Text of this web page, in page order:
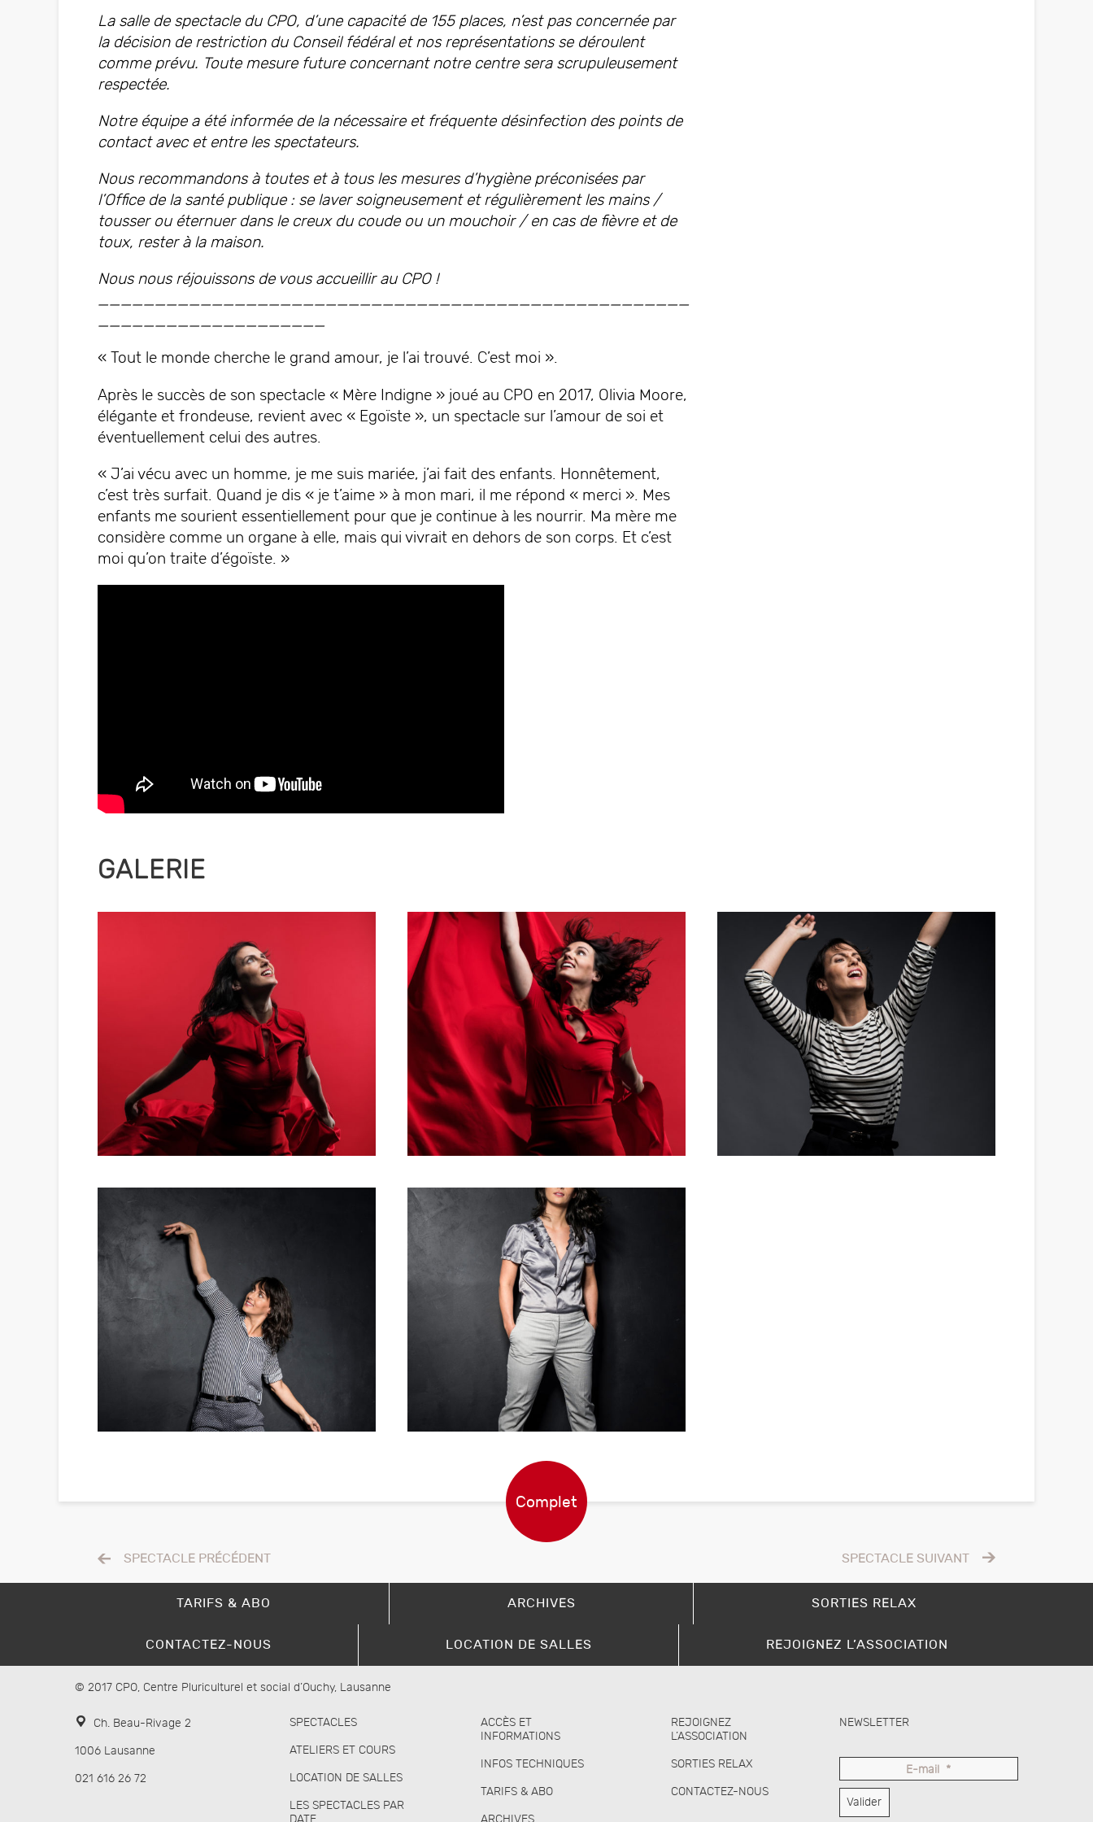
La salle de spectacle du CPO, d’une capacité de 155 places, n’est pas concernée par
la décision de restriction du Conseil fédéral et nos représentations se déroulent
comme prévu. Toute mesure future concernant notre centre sera scrupuleusement
respectée.
Notre équipe a été informée de la nécessaire et fréquente désinfection des points de
contact avec et entre les spectateurs.
Nous recommandons à toutes et à tous les mesures d’hygiène préconisées par
l’Office de la santé publique : se laver soigneusement et régulièrement les mains /
tousser ou éternuer dans le creux du coude ou un mouchoir / en cas de fièvre et de
toux, rester à la maison.
Nous nous réjouissons de vous accueillir au CPO !
____________________________________________________
____________________
« Tout le monde cherche le grand amour, je l’ai trouvé. C’est moi ».
Après le succès de son spectacle « Mère Indigne » joué au CPO en 2017, Olivia Moore,
élégante et frondeuse, revient avec « Egoïste », un spectacle sur l’amour de soi et
éventuellement celui des autres.
« J’ai vécu avec un homme, je me suis mariée, j’ai fait des enfants. Honnêtement,
c’est très surfait. Quand je dis « je t’aime » à mon mari, il me répond « merci ». Mes
enfants me sourient essentiellement pour que je continue à les nourrir. Ma mère me
considère comme un organe à elle, mais qui vivrait en dehors de son corps. Et c’est
moi qu’on traite d’égoïste. »
GALERIE
SPECTACLE SUIVANT
SPECTACLE PRÉCÉDENT
TARIFS & ABO ARCHIVES SORTIES RELAX
CONTACTEZ-NOUS LOCATION DE SALLES REJOIGNEZ L’ASSOCIATION
© 2017 CPO, Centre Pluriculturel et social d’Ouchy, Lausanne
Ch. Beau-Rivage 2
1006 Lausanne
021 616 26 72
SPECTACLES
ATELIERS ET COURS
LOCATION DE SALLES
LES SPECTACLES PAR
ACCÈS ET
INFORMATIONS
INFOS TECHNIQUES
TARIFS & ABO
REJOIGNEZ
L’ASSOCIATION
SORTIES RELAX
CONTACTEZ-NOUS
NEWSLETTER
E-mail *